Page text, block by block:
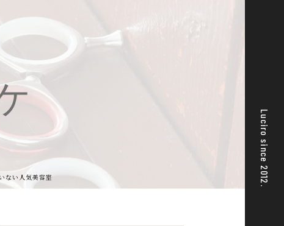
Luciro since 2012.
ない人気美容室